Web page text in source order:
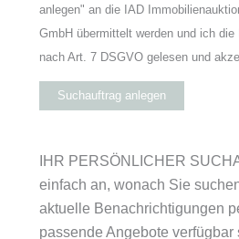
anlegen" an die IAD
GmbH übermittelt werden und ich
nach Art. 7 DSGVO gelesen und
Suchauftrag anlegen
IHR PERSÖNLICHER
einfach an, wonach Sie
aktuelle Benachrichtigungen
passende Angebote verfügbar